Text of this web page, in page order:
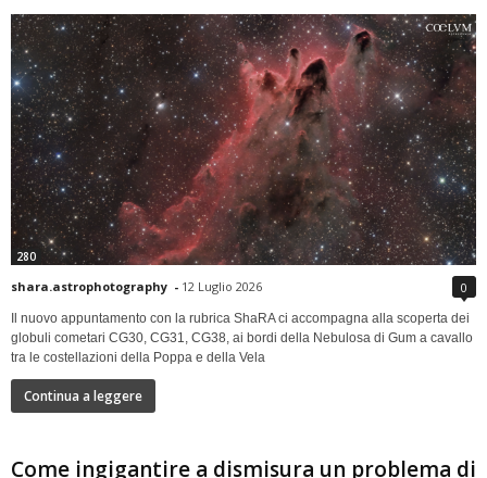
280
shara.astrophotography - 12 Luglio 2026 0
Il nuovo appuntamento con la rubrica ShaRA ci accompagna alla scoperta dei
globuli cometari CG30, CG31, CG38, ai bordi della Nebulosa di Gum a cavallo
tra le costellazioni della Poppa e della Vela
Continua a leggere
Come ingigantire a dismisura un problema di